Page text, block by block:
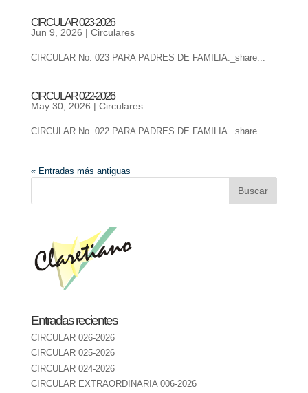
CIRCULAR 023-2026
Jun 9, 2026 | Circulares
CIRCULAR No. 023 PARA PADRES DE FAMILIA._share...
CIRCULAR 022-2026
May 30, 2026 | Circulares
CIRCULAR No. 022 PARA PADRES DE FAMILIA._share...
« Entradas más antiguas
Entradas recientes
CIRCULAR 026-2026
CIRCULAR 025-2026
CIRCULAR 024-2026
CIRCULAR EXTRAORDINARIA 006-2026